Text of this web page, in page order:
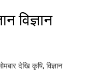
विज्ञान
देखि कृषि, विज्ञान